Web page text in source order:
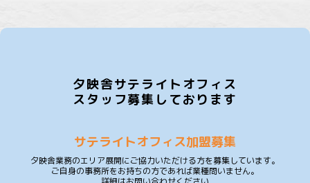
夕映舎サテライトオフィス
スタッフ募集しております
サテライトオフィス加盟募集
夕映舎業務のエリア展開にご協力いただける方を募集しています。
ご自身の事務所をお持ちの方であれば業種問いません。